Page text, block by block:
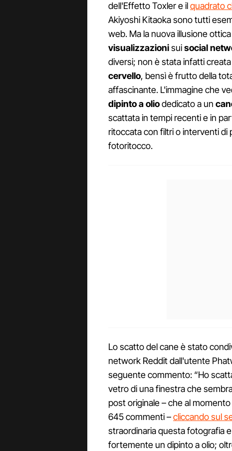
dell'Effetto Toxler e ilquadrato
Akiyoshi Kitaoka sono tutti
web. Ma la nuova illusione
visualizzazionisuisocial
diversi; non è stata infatti
cervello, bensì è frutto della
affascinante. L'immagine che
dipinto a oliodedicato a un
scattata in tempi recenti e in
ritoccata con filtri o interventi
fotoritocco.
Lo scatto del cane è stato
network Reddit dall'utente
seguente commento: “Ho
vetro di una finestra che
post originale – che al
645 commenti –cliccando sul
straordinaria questa fotografia
fortemente un dipinto a olio;